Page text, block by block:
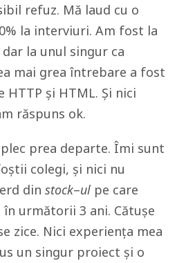
refuz. Mă laud cu o
la interviuri. Am fost la
la unul singur ca
mai grea întrebare a fost
și HTML. Și nici
răspuns ok.
prea departe. Îmi sunt
colegi, și nici nu
din stock–ul pe care
următorii 3 ani. Cătușe
zice. Nici experiența mea
un singur proiect și o